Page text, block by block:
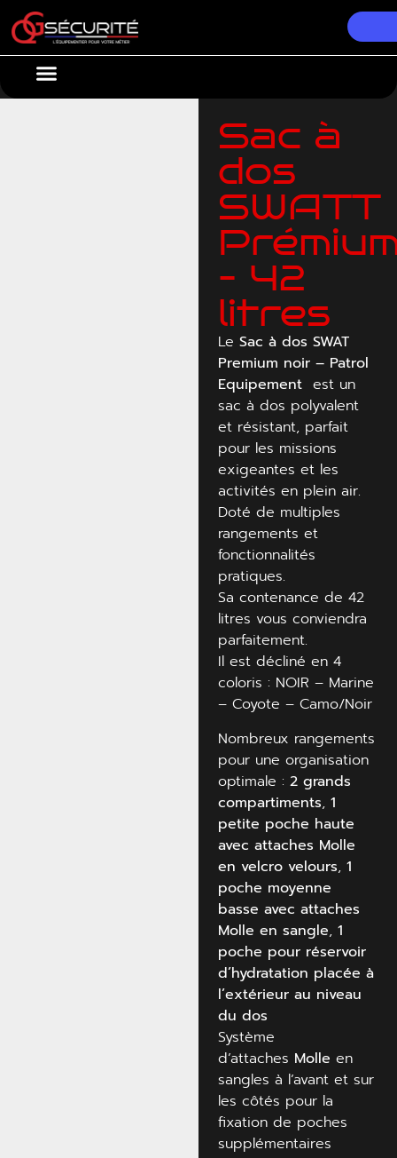
Sac à
dos
SWATT
– 42
litres
LeSac à dos SWAT
Premium noir – Patrol
Equipement est un
sac à dos polyvalent
et résistant, parfait
pour les missions
exigeantes et les
activités en plein air.
Doté de multiples
rangements et
fonctionnalités
pratiques.
Sa contenance de 42
litres vous conviendra
parfaitement.
Il est décliné en 4
coloris : NOIR – Marine
– Coyote – Camo/Noir
Nombreux rangements
pour une organisation
optimale :2 grands
compartiments,1
petite poche haute
avec attaches Molle
en velcro velours,1
poche moyenne
basse avec attaches
Molle en sangle,1
poche pour réservoir
d’hydratation placée à
l’extérieur au niveau
du dos
Système
d’attaches Molle en
sangles à l’avant et sur
les côtés pour la
fixation de poches
supplémentaires